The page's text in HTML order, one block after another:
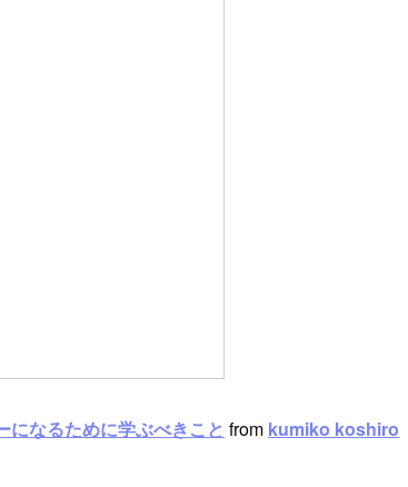
なるために学ぶべきこと from kumiko koshiro